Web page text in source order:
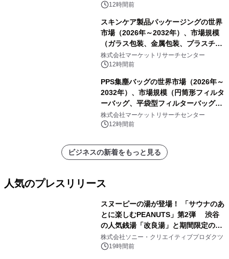
12時間前
スキンケア製品パッケージングの世界
市場（2026年～2032年）、市場規模
（ガラス包装、金属包装、プラスチッ
ク包装、その他）・分析レポートを発
表
株式会社マーケットリサーチセンター
12時間前
PPS集塵バッグの世界市場（2026年～
2032年）、市場規模（円筒形フィルタ
ーバッグ、平袋型フィルターバッグ、
プリーツフィルターバッグ、その
他）・分析レポートを発表
株式会社マーケットリサーチセンター
12時間前
ビジネスの新着をもっと見る
人気のプレスリリース
スヌーピーの湯が登場！ 「サウナのあ
とに楽しむPEANUTS」第2弾 渋谷
の人気銭湯「改良湯」と期間限定のコ
ラボレーション サウナイキタイコラ
ボグッズも発売決定！
株式会社ソニー・クリエイティブプロダクツ
19時間前